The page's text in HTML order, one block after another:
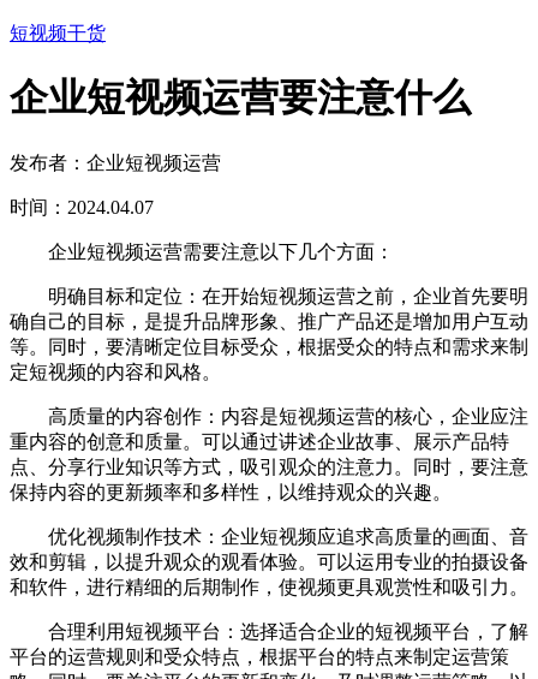
短视频干货
企业短视频运营要注意什么
发布者：企业短视频运营
时间：2024.04.07
企业短视频运营需要注意以下几个方面：
明确目标和定位：在开始短视频运营之前，企业首先要明
确自己的目标，是提升品牌形象、推广产品还是增加用户互动
等。同时，要清晰定位目标受众，根据受众的特点和需求来制
定短视频的内容和风格。
高质量的内容创作：内容是短视频运营的核心，企业应注
重内容的创意和质量。可以通过讲述企业故事、展示产品特
点、分享行业知识等方式，吸引观众的注意力。同时，要注意
保持内容的更新频率和多样性，以维持观众的兴趣。
优化视频制作技术：企业短视频应追求高质量的画面、音
效和剪辑，以提升观众的观看体验。可以运用专业的拍摄设备
和软件，进行精细的后期制作，使视频更具观赏性和吸引力。
合理利用短视频平台：选择适合企业的短视频平台，了解
平台的运营规则和受众特点，根据平台的特点来制定运营策